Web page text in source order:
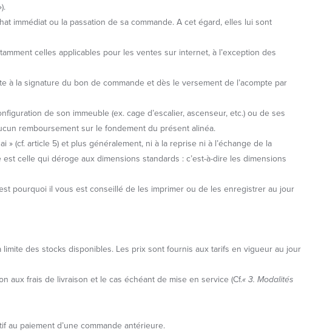
immédiat ou la passation de sa commande. A cet égard, elles lui sont
celles applicables pour les ventes sur internet, à l’exception des
à la signature du bon de commande et dès le versement de l’acompte par
de son immeuble (ex. cage d’escalier, ascenseur, etc.) ou de ses
remboursement sur le fondement du présent alinéa.
(cf. article 5) et plus généralement, ni à la reprise ni à l’échange de la
celle qui déroge aux dimensions standards : c’est-à-dire les dimensions
pourquoi il vous est conseillé de les imprimer ou de les enregistrer au jour
des stocks disponibles. Les prix sont fournis aux tarifs en vigueur au jour
aux frais de livraison et le cas échéant de mise en service (Cf.« 3. Modalités
paiement d’une commande antérieure.